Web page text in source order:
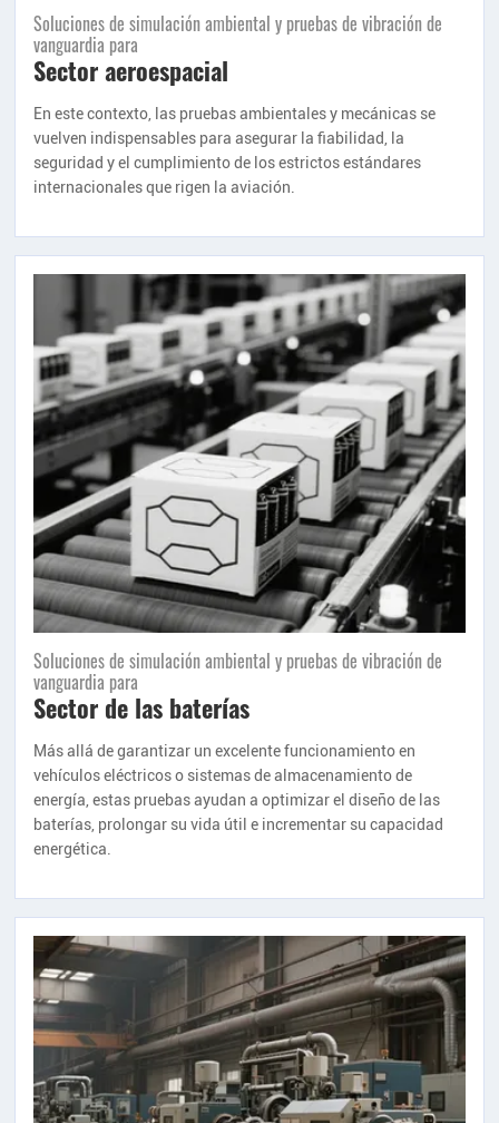
Soluciones de simulación ambiental y pruebas de vibración de
vanguardia para
Sector aeroespacial
En este contexto, las pruebas ambientales y mecánicas se
vuelven indispensables para asegurar la fiabilidad, la
seguridad y el cumplimiento de los estrictos estándares
internacionales que rigen la aviación.
Soluciones de simulación ambiental y pruebas de vibración de
vanguardia para
Sector de las baterías
Más allá de garantizar un excelente funcionamiento en
vehículos eléctricos o sistemas de almacenamiento de
energía, estas pruebas ayudan a optimizar el diseño de las
baterías, prolongar su vida útil e incrementar su capacidad
energética.